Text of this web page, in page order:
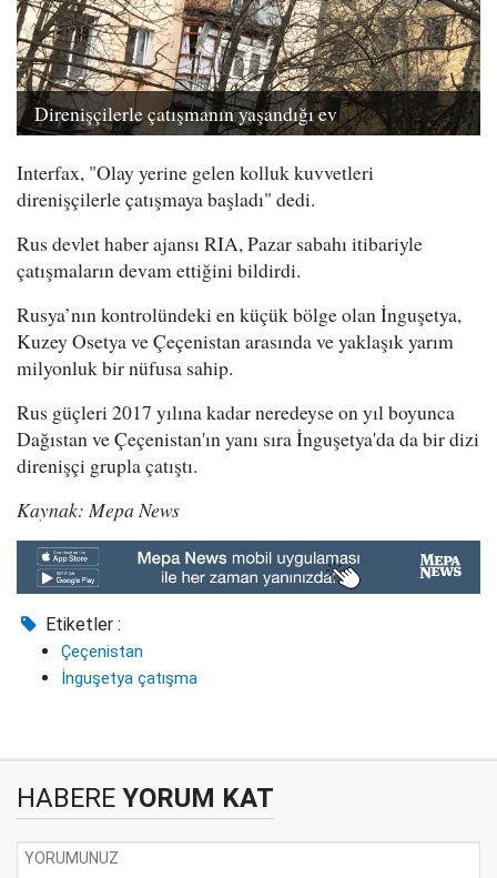
Direnişçilerle çatışmanın yaşandığı ev
Interfax, "Olay yerine gelen kolluk kuvvetleri
direnişçilerle çatışmaya başladı" dedi.
Rus devlet haber ajansı RIA, Pazar sabahı itibariyle
çatışmaların devam ettiğini bildirdi.
Rusya’nın kontrolündeki en küçük bölge olan İnguşetya,
Kuzey Osetya ve Çeçenistan arasında ve yaklaşık yarım
milyonluk bir nüfusa sahip.
Rus güçleri 2017 yılına kadar neredeyse on yıl boyunca
Dağıstan ve Çeçenistan'ın yanı sıra İnguşetya'da da bir dizi
direnişçi grupla çatıştı.
Kaynak: Mepa News
Etiketler :
Çeçenistan
İnguşetya çatışma
HABERE YORUM KAT